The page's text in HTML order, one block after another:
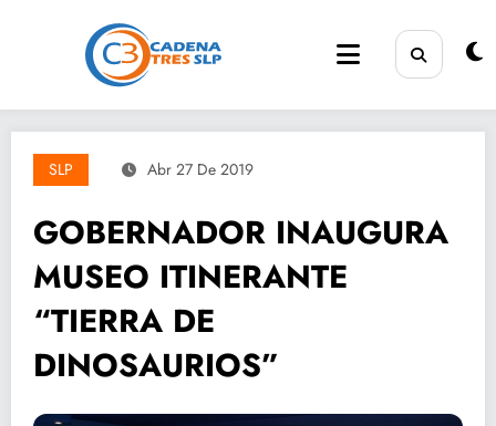
SLP Abr 27 De 2019
GOBERNADOR INAUGURA
MUSEO ITINERANTE
“TIERRA DE
DINOSAURIOS”